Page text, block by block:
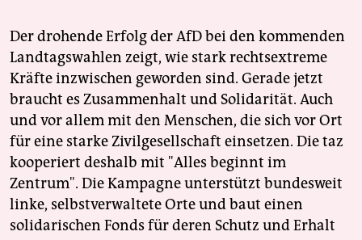
Der drohende Erfolg der AfD bei den kommenden
Landtagswahlen zeigt, wie stark rechtsextreme
Kräfte inzwischen geworden sind. Gerade jetzt
braucht es Zusammenhalt und Solidarität. Auch
und vor allem mit den Menschen, die sich vor Ort
für eine starke Zivilgesellschaft einsetzen. Die taz
kooperiert deshalb mit "Alles beginnt im
Zentrum". Die Kampagne unterstützt bundesweit
linke, selbstverwaltete Orte und baut einen
solidarischen Fonds für deren Schutz und Erhalt